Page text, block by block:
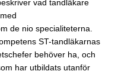
vad tandläkare
de nio specialiteterna.
ST-tandläkarnas
behöver ha, och
har utbildats utanför